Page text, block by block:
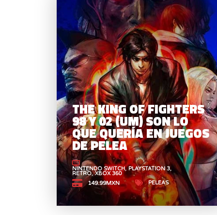
THE KING OF FIGHTERS
98 Y 02 (UM) SON LO
QUE QUERÍA EN JUEGOS
DE PELEA
NINTENDO SWITCH PLAYSTATION 3
RETRO XBOX 360
149.99MXN PELEAS